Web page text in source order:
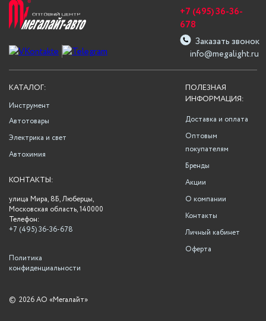
info@megalight.ru
+7 (495) 36-36-
678
Заказать звонок
ПОЛЕЗНАЯ
ИНФОРМАЦИЯ:
Доставка и оплата
Оптовым
покупателям
Бренды
Акции
О компании
Контакты
Личный кабинет
Оферта
КАТАЛОГ:
Инструмент
Автотовары
Электрика и свет
Автохимия
КОНТАКТЫ:
улица Мира, 8Б, Люберцы,
Московская область, 140000
Телефон:
+7 (495) 36-36-678
Политика
конфиденциальности
© 2026 АО «Мегалайт»